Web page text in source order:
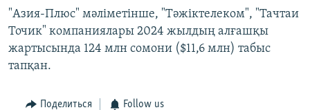
"Азия-Плюс" мәліметінше, "Тәжіктелеком", "Тачтаи
Точик" компаниялары 2024 жылдың алғашқы
жартысында 124 млн сомони ($11,6 млн) табыс
тапқан.
Поделиться Follow us